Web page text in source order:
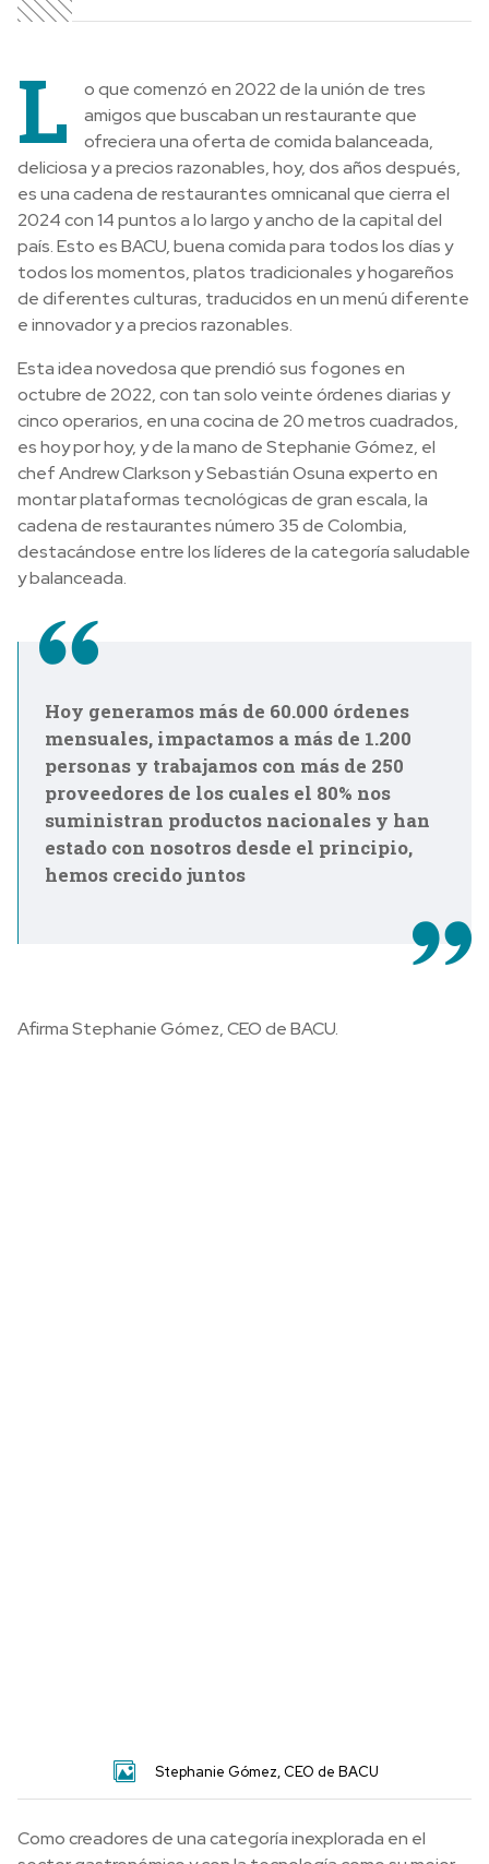
L
o que comenzó en 2022 de la unión de tres
amigos que buscaban un restaurante que
ofreciera una oferta de comida balanceada,
deliciosa y a precios razonables, hoy, dos años después,
es una cadena de restaurantes omnicanal que cierra el
2024 con 14 puntos a lo largo y ancho de la capital del
país. Esto es BACU, buena comida para todos los días y
todos los momentos, platos tradicionales y hogareños
de diferentes culturas, traducidos en un menú diferente
e innovador y a precios razonables.
Esta idea novedosa que prendió sus fogones en
octubre de 2022, con tan solo veinte órdenes diarias y
cinco operarios, en una cocina de 20 metros cuadrados,
es hoy por hoy, y de la mano de Stephanie Gómez, el
chef Andrew Clarkson y Sebastián Osuna experto en
montar plataformas tecnológicas de gran escala, la
cadena de restaurantes número 35 de Colombia,
destacándose entre los líderes de la categoría saludable
y balanceada.
Hoy generamos más de 60.000 órdenes
mensuales, impactamos a más de 1.200
personas y trabajamos con más de 250
proveedores de los cuales el 80% nos
suministran productos nacionales y han
estado con nosotros desde el principio,
hemos crecido juntos
Afirma Stephanie Gómez, CEO de BACU.
Stephanie Gómez, CEO de BACU
Como creadores de una categoría inexplorada en el